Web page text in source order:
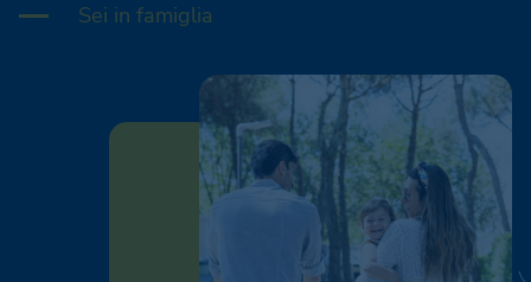
Sei in famiglia